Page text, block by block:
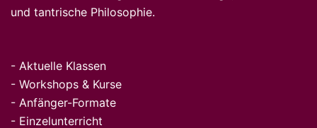
und tantrische Philosophie.
- Aktuelle Klassen
- Workshops & Kurse
- Anfänger-Formate
- Einzelunterricht